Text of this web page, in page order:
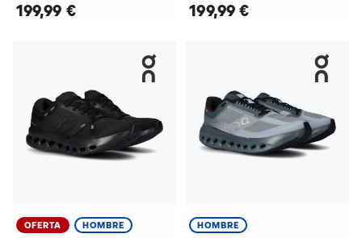
199,99 € 199,99 €
OFERTA HOMBRE HOMBRE